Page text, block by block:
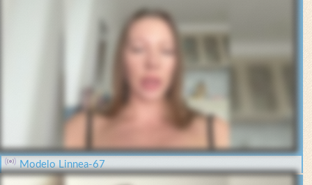
Modelo Linnea-67